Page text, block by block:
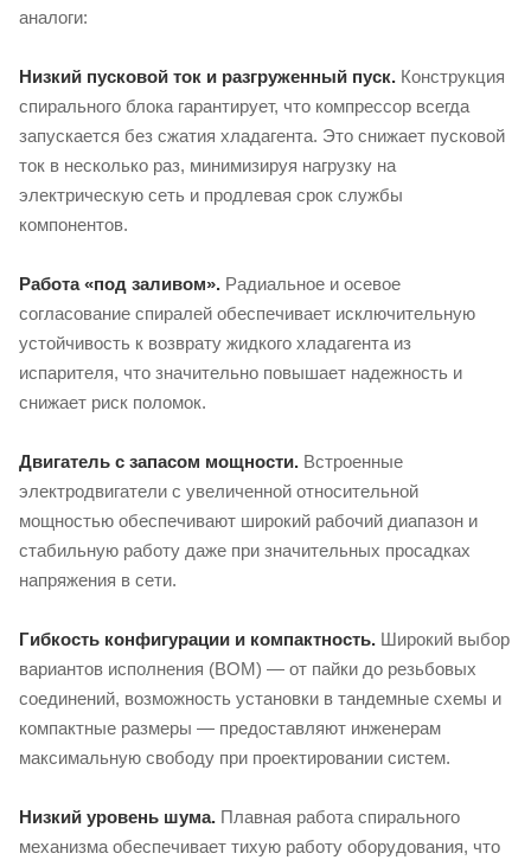
аналоги:
Низкий пусковой ток и разгруженный пуск. Конструкция
спирального блока гарантирует, что компрессор всегда
запускается без сжатия хладагента. Это снижает пусковой
ток в несколько раз, минимизируя нагрузку на
электрическую сеть и продлевая срок службы
компонентов.
Работа «под заливом». Радиальное и осевое
согласование спиралей обеспечивает исключительную
устойчивость к возврату жидкого хладагента из
испарителя, что значительно повышает надежность и
снижает риск поломок.
Двигатель с запасом мощности. Встроенные
электродвигатели с увеличенной относительной
мощностью обеспечивают широкий рабочий диапазон и
стабильную работу даже при значительных просадках
напряжения в сети.
Гибкость конфигурации и компактность. Широкий выбор
вариантов исполнения (BOM) — от пайки до резьбовых
соединений, возможность установки в тандемные схемы и
компактные размеры — предоставляют инженерам
максимальную свободу при проектировании систем.
Низкий уровень шума. Плавная работа спирального
механизма обеспечивает тихую работу оборудования, что